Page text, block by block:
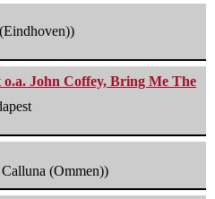
o.a. John Coffey, Bring Me The
(Ommen))